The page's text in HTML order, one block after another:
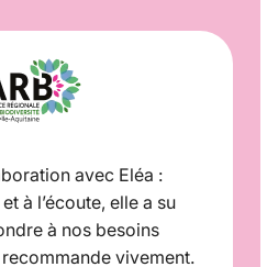
avec Eléa :
à l’écoute, elle a su
à nos besoins
vivement.